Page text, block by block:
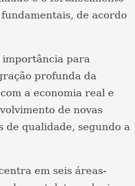
de acordo
importância para
profunda da
a economia real e
de novas
de qualidade, segundo a
em seis áreas-